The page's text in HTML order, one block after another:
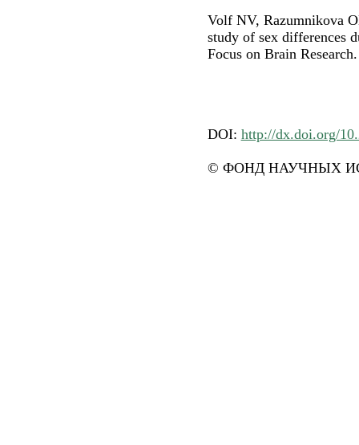
Volf NV, Razumnikova
study of sex differences
Focus on Brain
DOI: http://dx.doi.org/
© ФОНД НАУЧНЫХ